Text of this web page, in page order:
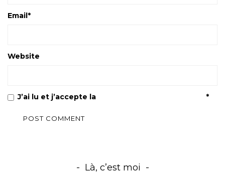
Email*
Website
J’ai lu et j’accepte la *
Là, c’est moi